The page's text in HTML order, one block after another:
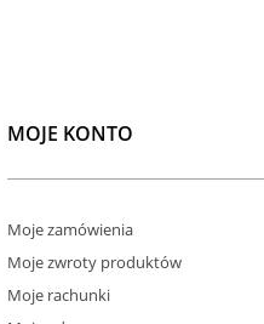
MOJE KONTO
Moje zamówienia
Moje zwroty produktów
Moje rachunki